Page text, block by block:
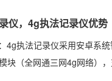
仪，4g执法记录仪优势
4g执法记录仪采用安卓系统
块（全网通三网4g网络）